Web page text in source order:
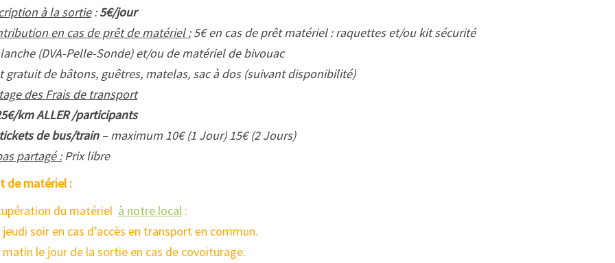
à la sortie:5€/jour
en cas de prêt de matériel :5€ en cas de prêt matériel : raquettes et/ou kit sécurité
(DVA-Pelle-Sonde) et/ou de matériel de bivouac
gratuit de bâtons, guêtres, matelas, sac à dos (suivant disponibilité)
des Frais de transport
km ALLER /participants
de bus/train– maximum 10€ (1 Jour) 15€ (2 Jours)
partagé :Prix libre
de matériel :
du matériel à notre local :
jeudi soir en cas d’accès en transport en commun.
matin le jour de la sortie en cas de covoiturage.